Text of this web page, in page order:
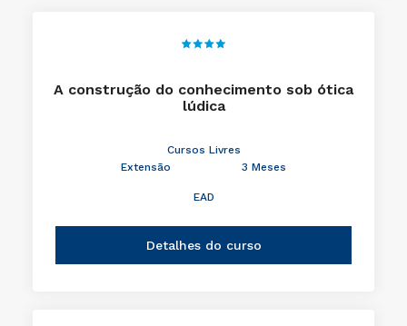
A construção do conhecimento sob ótica
lúdica
Cursos Livres
Extensão
3 Meses
EAD
Detalhes do curso